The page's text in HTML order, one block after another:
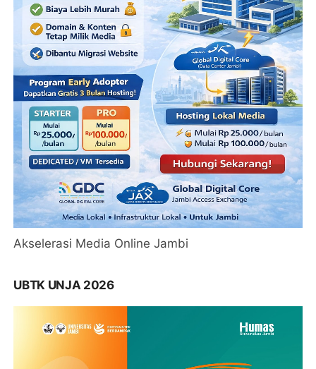
Akselerasi Media Online Jambi
UBTK UNJA 2026